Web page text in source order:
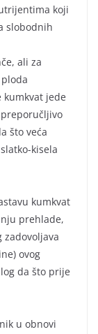
koji
slobodnih
ali za
kumkvat jede
što veća
kisela
kumkvat
prehlade,
ovog
da što prije
u obnovi